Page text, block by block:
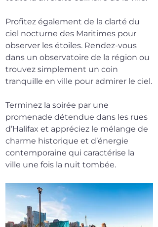
Profitez également de la clarté du
ciel nocturne des Maritimes pour
observer les étoiles. Rendez-vous
dans un observatoire de la région ou
trouvez simplement un coin
tranquille en ville pour admirer le ciel.
Terminez la soirée par une
promenade détendue dans les rues
d’Halifax et appréciez le mélange de
charme historique et d’énergie
contemporaine qui caractérise la
ville une fois la nuit tombée.